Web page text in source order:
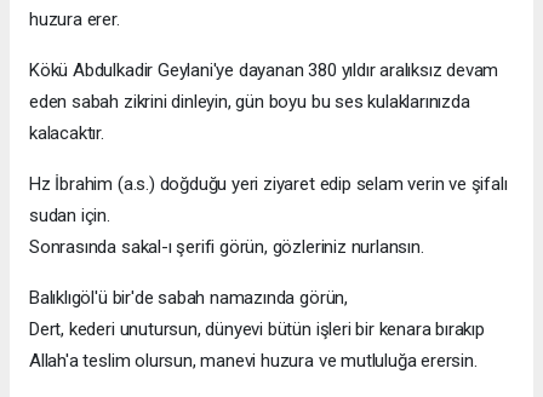
huzura erer.
Kökü Abdulkadir Geylani'ye dayanan 380 yıldır aralıksız devam
eden sabah zikrini dinleyin, gün boyu bu ses kulaklarınızda
kalacaktır.
Hz İbrahim (a.s.) doğduğu yeri ziyaret edip selam verin ve şifalı
sudan için.
Sonrasında sakal-ı şerifi görün, gözleriniz nurlansın.
Balıklıgöl'ü bir'de sabah namazında görün,
Dert, kederi unutursun, dünyevi bütün işleri bir kenara bırakıp
Allah'a teslim olursun, manevi huzura ve mutluluğa erersin.